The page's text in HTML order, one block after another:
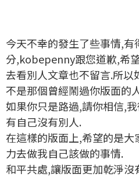
今天不幸的發生了些事情,有
分,kobepenny跟您道歉,希
去看別人文章也不留言.所
不是那個曾經鬧過你版面的
如果你只是路過,請你相信,
有自己沒有別人.
在這樣的版面上,希望的是
力去做我自己該做的事情.
和平共處,讓版面更加乾淨沒